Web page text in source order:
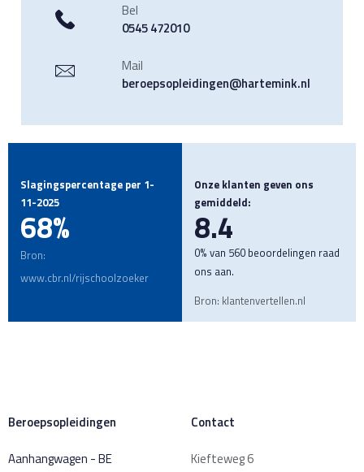
Bel
0545 472010
Mail
beroepsopleidingen@hartemink.nl
Slagingspercentage per 1-
11-2025
68%
Bron:
www.cbr.nl/rijschoolzoeker
Onze klanten geven ons
gemiddeld:
8.4
0% van 560 beoordelingen raad
ons aan.
Bron: klantenvertellen.nl
Beroepsopleidingen
Aanhangwagen - BE
Contact
Kiefteweg 6